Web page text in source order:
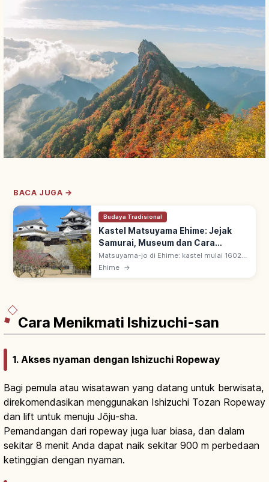
BACA JUGA →
Budaya Tradisional
Kastel Matsuyama Ehime: Jejak
Samurai, Museum dan Cara
Berkunjung
Matsuyama-jo di Ehime: kastel mulai 1602
oleh Kato Yoshiaki di puncak Gunung
Ehime →
Cara Menikmati Ishizuchi-san
1. Akses nyaman dengan Ishizuchi Ropeway
Bagi pemula atau wisatawan yang datang untuk berwisata,
direkomendasikan menggunakan Ishizuchi Tozan Ropeway
dan lift untuk menuju Jōju-sha.
Pemandangan dari ropeway juga luar biasa, dan dalam
sekitar 8 menit Anda dapat naik sekitar 900 m perbedaan
ketinggian dengan nyaman.